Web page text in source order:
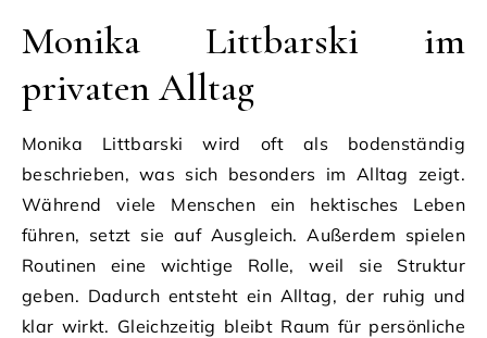
Monika Littbarski im
privaten Alltag
Monika Littbarski wird oft als bodenständig
beschrieben, was sich besonders im Alltag zeigt.
Während viele Menschen ein hektisches Leben
führen, setzt sie auf Ausgleich. Außerdem spielen
Routinen eine wichtige Rolle, weil sie Struktur
geben. Dadurch entsteht ein Alltag, der ruhig und
klar wirkt. Gleichzeitig bleibt Raum für persönliche